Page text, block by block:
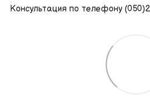
Консультация по телефону